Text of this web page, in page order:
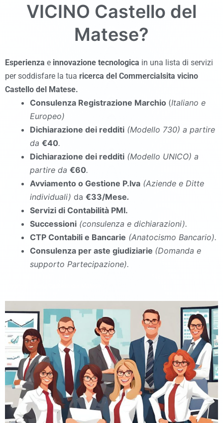
VICINO Castello del
Matese?
Esperienza e innovazione tecnologica in una lista di servizi
per soddisfare la tua ricerca del Commercialsita vicino
Castello del Matese.
Consulenza Registrazione Marchio (Italiano e
Europeo)
Dichiarazione dei redditi (Modello 730) a partire
da €40.
Dichiarazione dei redditi (Modello UNICO) a
partire da €60.
Avviamento o Gestione P.Iva (Aziende e Ditte
individuali) da €33/Mese.
Servizi di Contabilità PMI.
Successioni (consulenza e dichiarazioni).
CTP Contabili e Bancarie (Anatocismo Bancario).
Consulenza per aste giudiziarie (Domanda e
supporto Partecipazione).